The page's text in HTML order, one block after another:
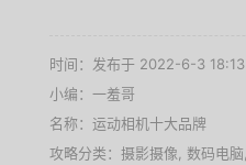
时间：发布于 2022-6-3 18:13
小编：一羞哥
名称： 运动相机十大品牌
攻略分类： 摄影摄像 数码电脑